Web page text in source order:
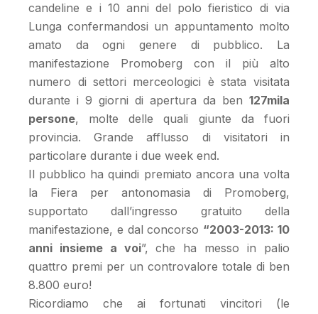
candeline e i 10 anni del polo fieristico di via
Lunga confermandosi un appuntamento molto
amato da ogni genere di pubblico. La
manifestazione Promoberg con il più alto
numero di settori merceologici è stata visitata
durante i 9 giorni di apertura da ben 127mila
persone, molte delle quali giunte da fuori
provincia. Grande afflusso di visitatori in
particolare durante i due week end.
Il pubblico ha quindi premiato ancora una volta
la Fiera per antonomasia di Promoberg,
supportato dall’ingresso gratuito della
manifestazione, e dal concorso “2003-2013: 10
anni insieme a voi”, che ha messo in palio
quattro premi per un controvalore totale di ben
8.800 euro!
Ricordiamo che ai fortunati vincitori (le